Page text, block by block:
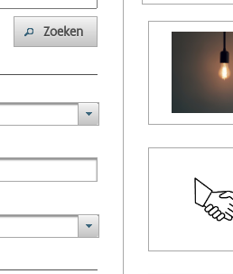
Zoeken